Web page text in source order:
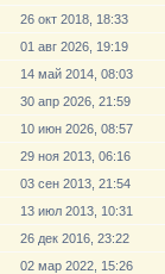
26 окт 2018, 18:33
01 авг 2026, 19:19
14 май 2014, 08:03
30 апр 2026, 21:59
10 июн 2026, 08:57
29 ноя 2013, 06:16
03 сен 2013, 21:54
13 июл 2013, 10:31
26 дек 2016, 23:22
02 мар 2022, 15:26